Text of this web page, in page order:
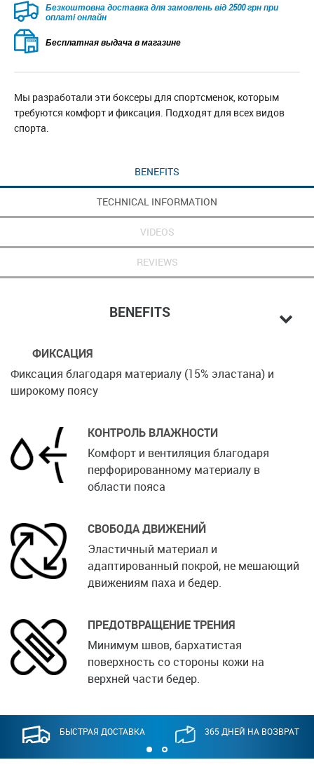
Безкоштовна доставка для замовлень від 2500 грн при
оплаті онлайн
Бесплатная выдача в магазине
Мы разработали эти боксеры для спортсменок, которым
требуются комфорт и фиксация. Подходят для всех видов
спорта.
BENEFITS
TECHNICAL INFORMATION
VIDEOS
REVIEWS
BENEFITS
ФИКСАЦИЯ
Фиксация благодаря материалу (15% эластана) и
широкому поясу
КОНТРОЛЬ ВЛАЖНОСТИ
Комфорт и вентиляция благодаря
перфорированному материалу в
области пояса
СВОБОДА ДВИЖЕНИЙ
Эластичный материал и
адаптированный покрой, не мешающий
движениям паха и бедер.
ПРЕДОТВРАЩЕНИЕ ТРЕНИЯ
Минимум швов, бархатистая
поверхность со стороны кожи на
верхней части бедер.
БЫСТРАЯ ДОСТАВКА 365 ДНЕЙ НА ВОЗВРАТ